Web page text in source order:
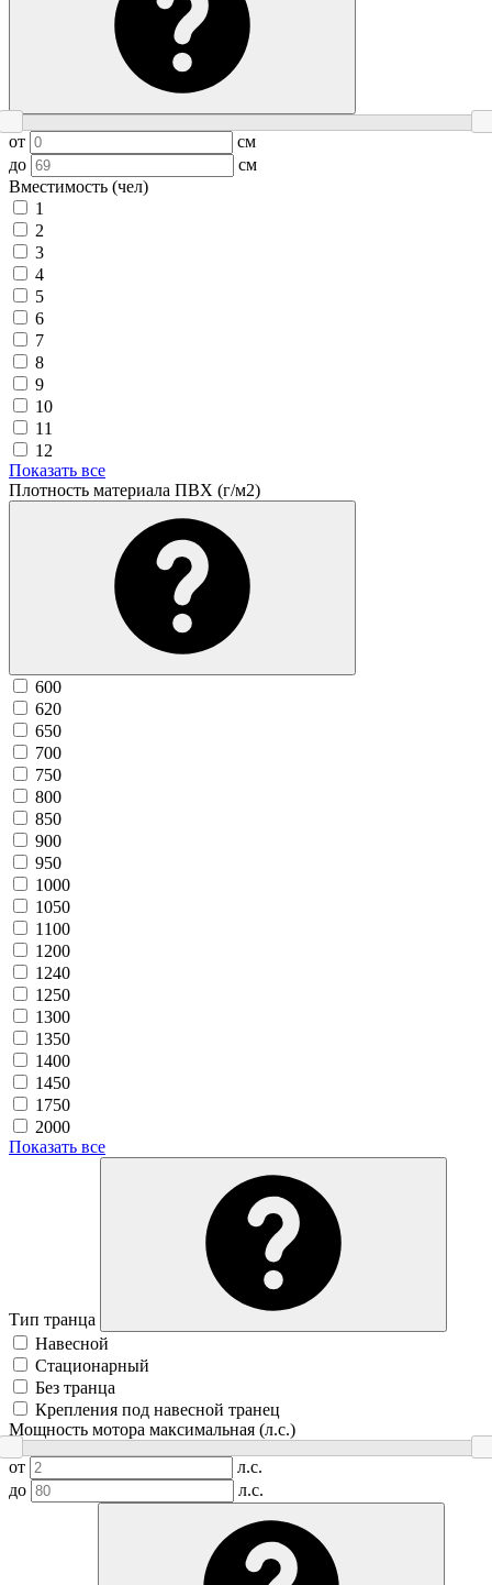
от
см
до
см
Вместимость (чел)
1
2
3
4
5
6
7
8
9
10
11
12
Показать все
Плотность материала ПВХ (г/м2)
600
620
650
700
750
800
850
900
950
1000
1050
1100
1200
1240
1250
1300
1350
1400
1450
1750
2000
Показать все
Тип транца
Навесной
Стационарный
Без транца
Крепления под навесной транец
Мощность мотора максимальная (л.с.)
от
л.с.
до
л.с.